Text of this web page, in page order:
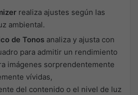
realiza ajustes según las
ambiental.
de Tonos analiza y ajusta con
para admitir un rendimiento
imágenes sorprendentemente
vívidas,
del contenido o el nivel de luz